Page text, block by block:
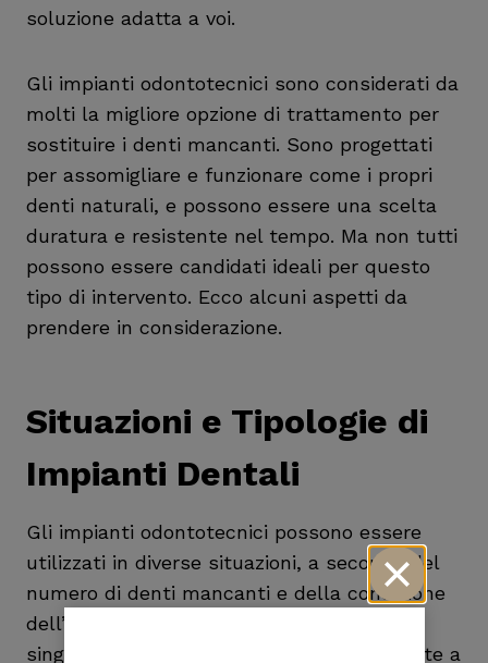
soluzione adatta a voi.
Gli impianti odontotecnici sono considerati da
molti la migliore opzione di trattamento per
sostituire i denti mancanti. Sono progettati
per assomigliare e funzionare come i propri
denti naturali, e possono essere una scelta
duratura e resistente nel tempo. Ma non tutti
possono essere candidati ideali per questo
tipo di intervento. Ecco alcuni aspetti da
prendere in considerazione.
Situazioni e Tipologie di
Impianti Dentali
Gli impianti odontotecnici possono essere
utilizzati in diverse situazioni, a seconda del
numero di denti mancanti e della condizione
dell’osso mascellare del paziente. Per un
singolo dente perso, si ricorre generalmente a